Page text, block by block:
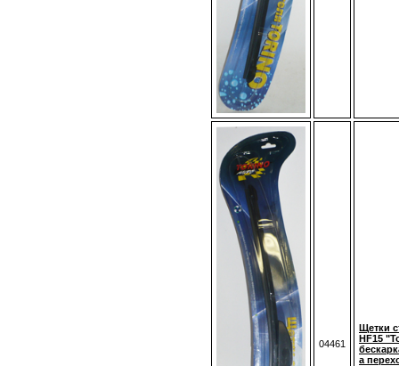
04461
Щетки
HF15
а